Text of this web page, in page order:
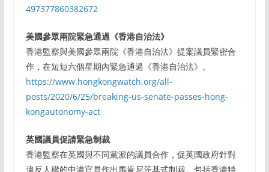
497377860382672
美國參眾兩院緊急通過《⾹港⾃治法》
⾹港監察與美國參眾兩院《⾹港⾃治法》提案議員緊密合
作，在短短六個星期內緊急通過《⾹港⾃治法》。
https://www.hongkongwatch.org/all-
posts/2020/6/25/breaking-us-senate-passes-hong-
kongautonomy-act
英國議員促請緊急制裁
⾹港監察在英國與不同黨派的議員合作，促英國政府針對
違反⼈權的中港官員作出⾺肯尼茨基式制裁。包括⾹港特